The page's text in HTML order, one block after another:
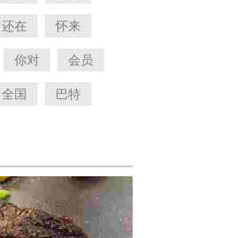
还在 怀来
你对 会员
全国 巴特